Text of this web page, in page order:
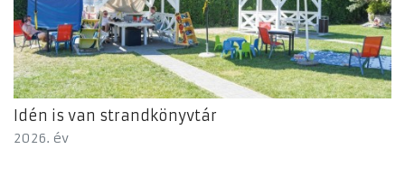
Idén is van strandkönyvtár
2026. év